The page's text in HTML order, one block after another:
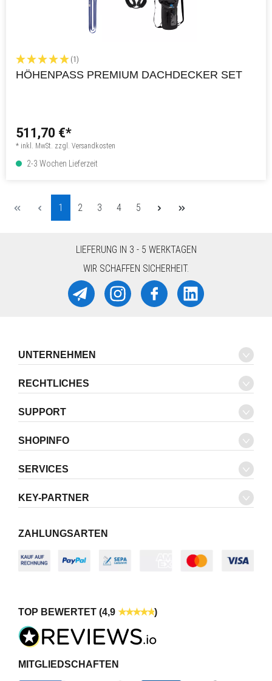
(1)
HÖHENPASS PREMIUM DACHDECKER SET
511,70 €*
* inkl. MwSt. zzgl. Versandkosten
2-3 Wochen Lieferzeit
Seite
1 Seite
2 Seite
3 Seite
4 Seite
5
LIEFERUNG IN 3 - 5 WERKTAGEN
WIR SCHAFFEN SICHERHEIT.
UNTERNEHMEN
RECHTLICHES
SUPPORT
SHOPINFO
SERVICES
KEY-PARTNER
ZAHLUNGSARTEN
TOP BEWERTET (4,9 )
MITGLIEDSCHAFTEN